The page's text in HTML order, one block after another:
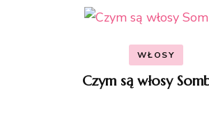
WŁOSY
Czym są włosy